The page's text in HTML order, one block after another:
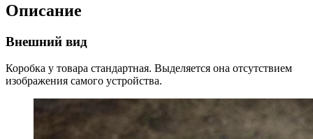
Описание
Внешний вид
Коробка у товара стандартная. Выделяется она отсутствием
изображения самого устройства.